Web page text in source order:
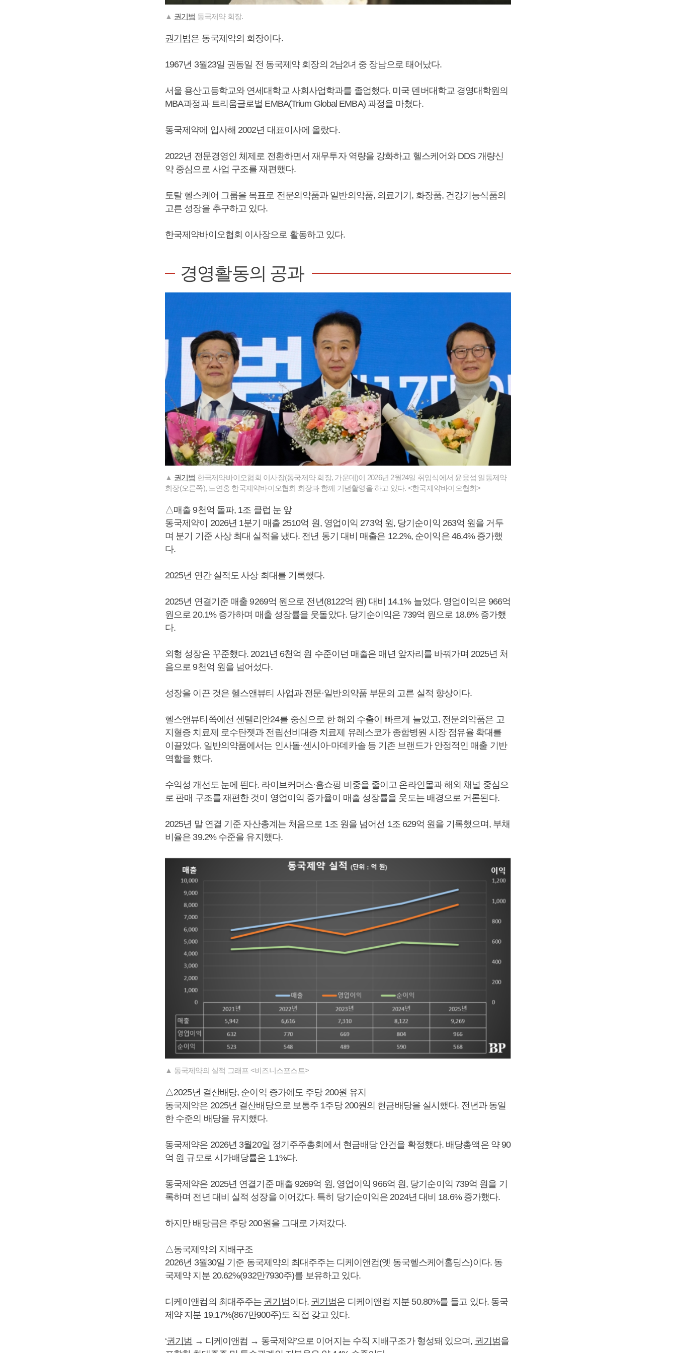
▲ 권기범 동국제약 회장.
권기범은 동국제약의 회장이다.
1967년 3월23일 권동일 전 동국제약 회장의 2남2녀 중 장남으로 태어났다.
서울 용산고등학교와 연세대학교 사회사업학과를 졸업했다. 미국 덴버대학교 경영대학원의
MBA과정과 트리움글로벌 EMBA(Trium Global EMBA) 과정을 마쳤다.
동국제약에 입사해 2002년 대표이사에 올랐다.
2022년 전문경영인 체제로 전환하면서 재무투자 역량을 강화하고 헬스케어와 DDS 개량신
약 중심으로 사업 구조를 재편했다.
토탈 헬스케어 그룹을 목표로 전문의약품과 일반의약품, 의료기기, 화장품, 건강기능식품의
고른 성장을 추구하고 있다.
한국제약바이오협회 이사장으로 활동하고 있다.
경영활동의 공과
▲ 권기범 한국제약바이오협회 이사장(동국제약 회장, 가운데)이 2026년 2월24일 취임식에서 윤웅섭 일동제약
회장(오른쪽), 노연홍 한국제약바이오협회 회장과 함께 기념촬영을 하고 있다. <한국제약바이오협회>
△매출 9천억 돌파, 1조 클럽 눈 앞
동국제약이 2026년 1분기 매출 2510억 원, 영업이익 273억 원, 당기순이익 263억 원을 거두
며 분기 기준 사상 최대 실적을 냈다. 전년 동기 대비 매출은 12.2%, 순이익은 46.4% 증가했
다.
2025년 연간 실적도 사상 최대를 기록했다.
2025년 연결기준 매출 9269억 원으로 전년(8122억 원) 대비 14.1% 늘었다. 영업이익은 966억
원으로 20.1% 증가하며 매출 성장률을 웃돌았다. 당기순이익은 739억 원으로 18.6% 증가했
다.
외형 성장은 꾸준했다. 2021년 6천억 원 수준이던 매출은 매년 앞자리를 바꿔가며 2025년 처
음으로 9천억 원을 넘어섰다.
성장을 이끈 것은 헬스앤뷰티 사업과 전문·일반의약품 부문의 고른 실적 향상이다.
헬스앤뷰티쪽에선 센텔리안24를 중심으로 한 해외 수출이 빠르게 늘었고, 전문의약품은 고
지혈증 치료제 로수탄젯과 전립선비대증 치료제 유레스코가 종합병원 시장 점유율 확대를
이끌었다. 일반의약품에서는 인사돌·센시아·마데카솔 등 기존 브랜드가 안정적인 매출 기반
역할을 했다.
수익성 개선도 눈에 띈다. 라이브커머스·홈쇼핑 비중을 줄이고 온라인몰과 해외 채널 중심으
로 판매 구조를 재편한 것이 영업이익 증가율이 매출 성장률을 웃도는 배경으로 거론된다.
2025년 말 연결 기준 자산총계는 처음으로 1조 원을 넘어선 1조 629억 원을 기록했으며, 부채
비율은 39.2% 수준을 유지했다.
▲ 동국제약의 실적 그래프 <비즈니스포스트>
△2025년 결산배당, 순이익 증가에도 주당 200원 유지
동국제약은 2025년 결산배당으로 보통주 1주당 200원의 현금배당을 실시했다. 전년과 동일
한 수준의 배당을 유지했다.
동국제약은 2026년 3월20일 정기주주총회에서 현금배당 안건을 확정했다. 배당총액은 약 90
억 원 규모로 시가배당률은 1.1%다.
동국제약은 2025년 연결기준 매출 9269억 원, 영업이익 966억 원, 당기순이익 739억 원을 기
록하며 전년 대비 실적 성장을 이어갔다. 특히 당기순이익은 2024년 대비 18.6% 증가했다.
하지만 배당금은 주당 200원을 그대로 가져갔다.
△동국제약의 지배구조
2026년 3월30일 기준 동국제약의 최대주주는 디케이앤컴(옛 동국헬스케어홀딩스)이다. 동
국제약 지분 20.62%(932만7930주)를 보유하고 있다.
디케이앤컴의 최대주주는 권기범이다. 권기범은 디케이앤컴 지분 50.80%를 들고 있다. 동국
제약 지분 19.17%(867만900주)도 직접 갖고 있다.
‘권기범 → 디케이앤컴 → 동국제약’으로 이어지는 수직 지배구조가 형성돼 있으며, 권기범을